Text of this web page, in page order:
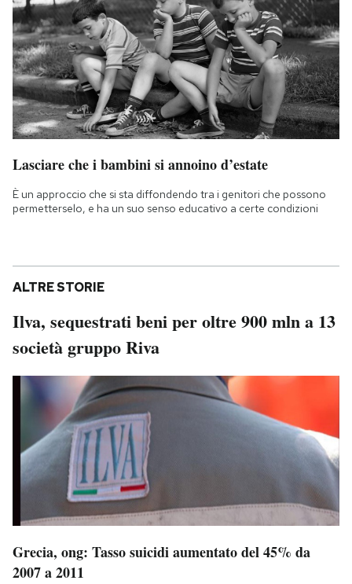
Lasciare che i bambini si annoino d’estate
È un approccio che si sta diffondendo tra i genitori che possono
permetterselo, e ha un suo senso educativo a certe condizioni
ALTRE STORIE
Ilva, sequestrati beni per oltre 900 mln a 13
società gruppo Riva
Grecia, ong: Tasso suicidi aumentato del 45% da
2007 a 2011